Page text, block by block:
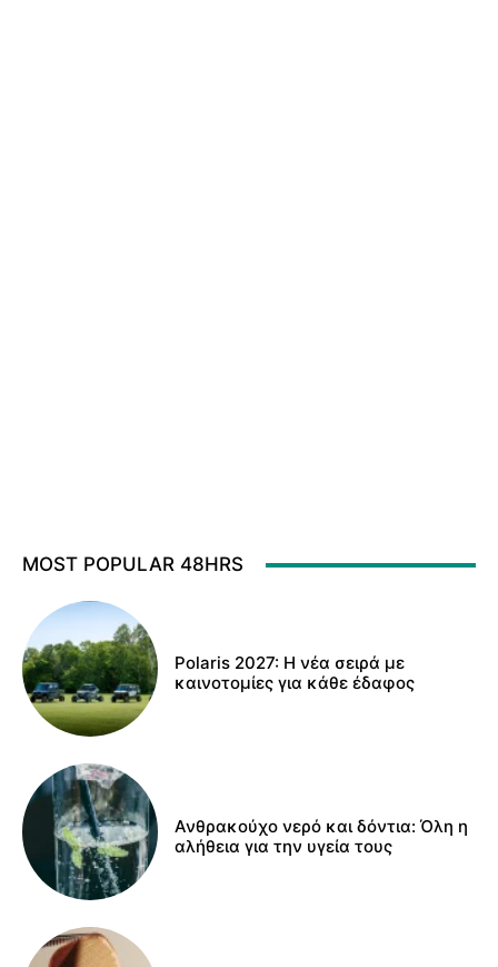
MOST POPULAR 48HRS
Polaris 2027: Η νέα σειρά με
καινοτομίες για κάθε έδαφος
Ανθρακούχο νερό και δόντια: Όλη η
αλήθεια για την υγεία τους